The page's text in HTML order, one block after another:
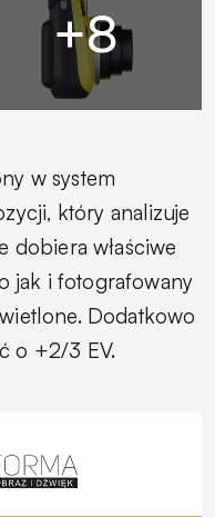
w system
który analizuje
dobiera właściwe
jak i fotografowany
Dodatkowo
o +2/3 EV.